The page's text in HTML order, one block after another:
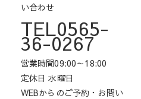
い合わせ
TEL0565-
36-0267
営業時間09:00～18:00
定休日 水曜日
WEBからのご予約・お問い